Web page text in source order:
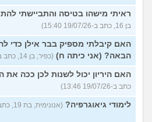
ראיתי מישהו בטיסה והתביישתי
בן 16, כתב ב-19/07/26 15:40)
האם קיבלתי מספיק בבר אילן כדי
הבאה? (אני כיתה ח) (כפיר, בן 14, כתב ב-19/07/26 13:57)
האם היריון יכול לשנות לכן ככה את
כתב ב-19/07/26 13:46)
לימודי גיאוגרפיה? (אנונימית, בת 19, כתבה ב-19/07/26 13:37)